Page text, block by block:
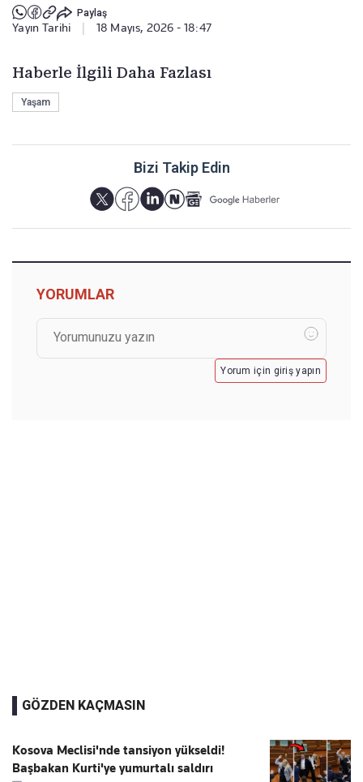
Paylaş
Yayın Tarihi 18 Mayıs, 2026 - 18:47
Haberle İlgili Daha Fazlası
Yaşam
Bizi Takip Edin
YORUMLAR
Yorum için giriş yapın
GÖZDEN KAÇMASIN
Kosova Meclisi'nde tansiyon yükseldi!
Başbakan Kurti'ye yumurtalı saldırı